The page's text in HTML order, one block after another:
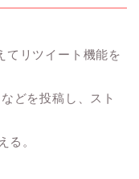
てリツイート機能を
どを投稿し、スト
る。